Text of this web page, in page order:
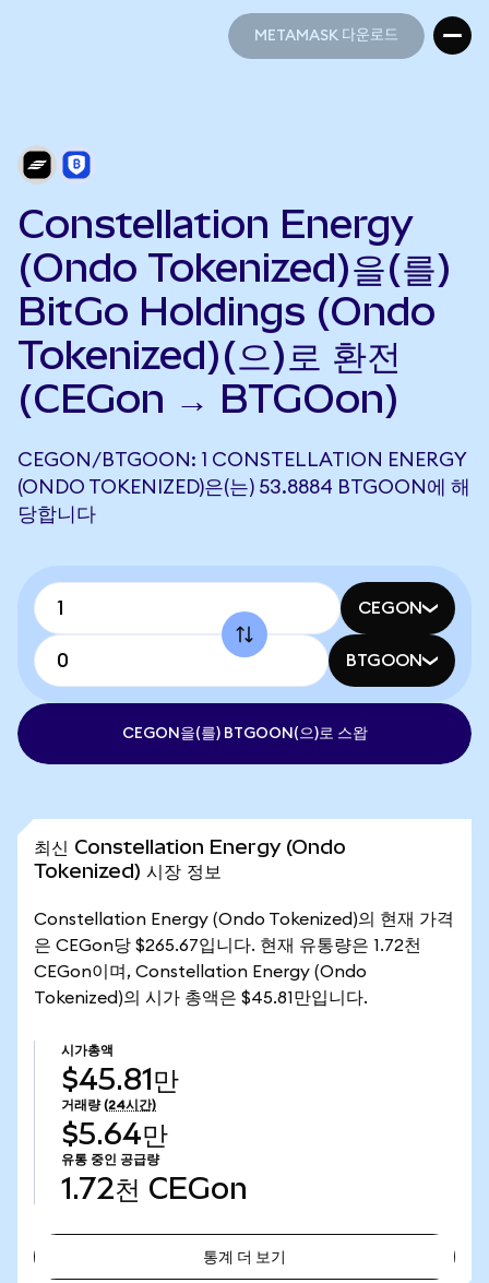
METAMASK 다운로드
Constellation Energy
(Ondo Tokenized)을(를)
BitGo Holdings (Ondo
Tokenized)(으)로 환전
(CEGon → BTGOon)
CEGON/BTGOON: 1 CONSTELLATION ENERGY
(ONDO TOKENIZED)은(는) 53.8884 BTGOON에 해
당합니다
CEGON
BTGOON
CEGON을(를) BTGOON(으)로 스왑
최신 Constellation Energy (Ondo
Tokenized) 시장 정보
Constellation Energy (Ondo Tokenized)의 현재 가격
은 CEGon당 $265.67입니다. 현재 유통량은 1.72천
CEGon이며, Constellation Energy (Ondo
Tokenized)의 시가 총액은 $45.81만입니다.
시가총액
$45.81만
거래량 (24시간)
$5.64만
유통 중인 공급량
1.72천 CEGon
통계 더 보기